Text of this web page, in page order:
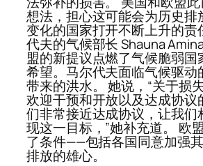
想法，担心这可能会为历史排
变化的国家打开不断上升的责
代夫的气候部长 Shauna
盟的新提议点燃了气候脆弱国
希望。马尔代夫面临气候驱动
带来的洪水。 她说，“关于损
欢迎干预和开放以及达成协议
们非常接近达成协议，让我们
现这一目标，”她补充道。 欧
了条件——包括各国同意加强
排放的雄心。